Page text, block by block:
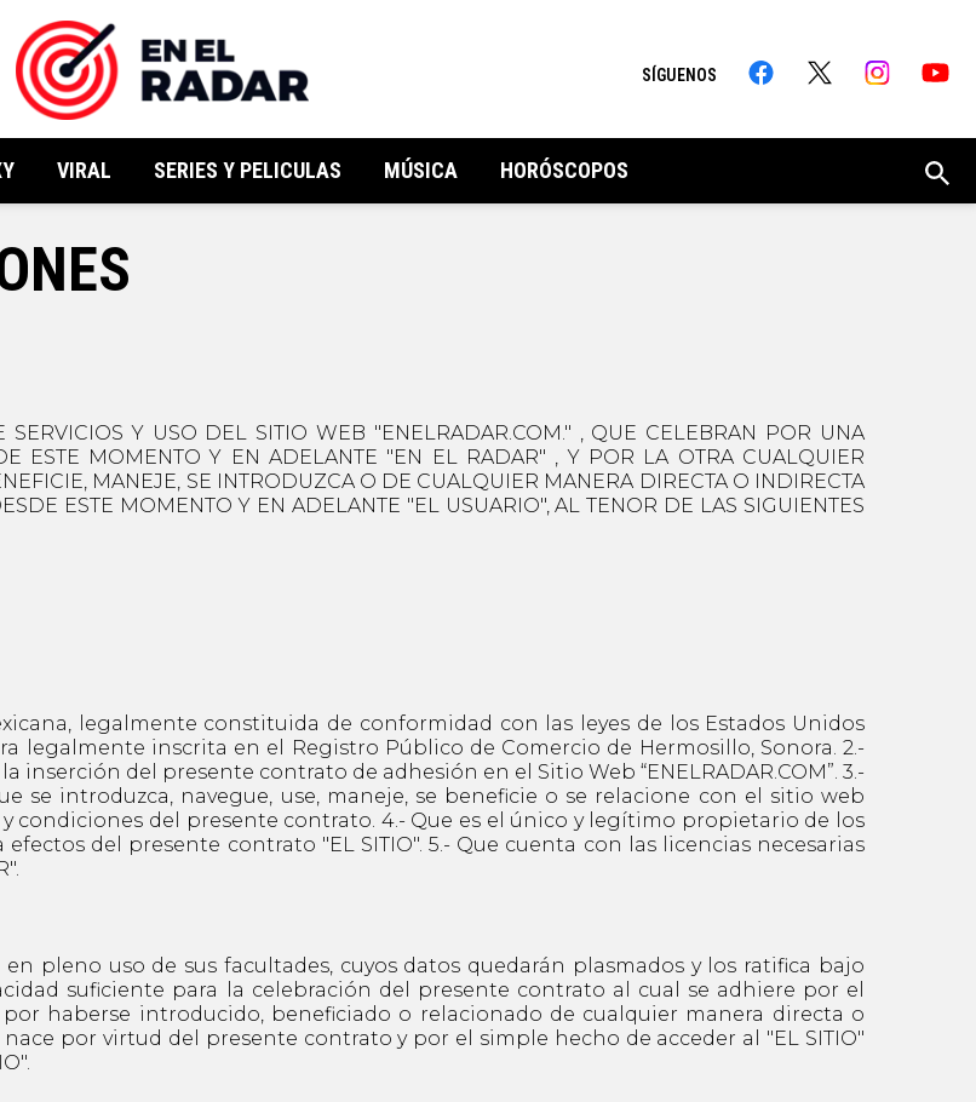
SÍGUENOS
VIRAL SERIES Y PELICULAS MÚSICA HORÓSCOPOS
SERVICIOS Y USO DEL SITIO WEB "ENELRADAR.COM." , QUE CELEBRAN POR UNA
ESTE MOMENTO Y EN ADELANTE "EN EL RADAR" , Y POR LA OTRA CUALQUIER
MANEJE, SE INTRODUZCA O DE CUALQUIER MANERA DIRECTA O INDIRECTA
ESTE MOMENTO Y EN ADELANTE "EL USUARIO", AL TENOR DE LAS SIGUIENTES
legalmente constituida de conformidad con las leyes de los Estados Unidos
legalmente inscrita en el Registro Público de Comercio de Hermosillo, Sonora. 2.-
del presente contrato de adhesión en el Sitio Web “ENELRADAR.COM”. 3.-
se introduzca, navegue, use, maneje, se beneficie o se relacione con el sitio web
y condiciones del presente contrato. 4.- Que es el único y legítimo propietario de los
efectos del presente contrato "EL SITIO". 5.- Que cuenta con las licencias necesarias
pleno uso de sus facultades, cuyos datos quedarán plasmados y los ratifica bajo
suficiente para la celebración del presente contrato al cual se adhiere por el
haberse introducido, beneficiado o relacionado de cualquier manera directa o
por virtud del presente contrato y por el simple hecho de acceder al "EL SITIO"